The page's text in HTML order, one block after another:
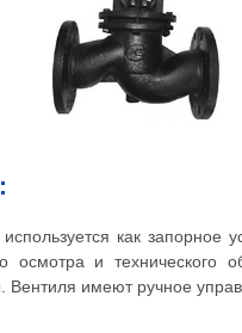
как
осмотра и технического
имеют ручное